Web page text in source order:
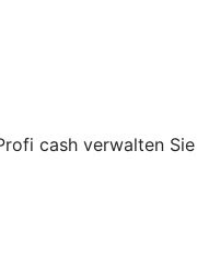
cash verwalten Sie